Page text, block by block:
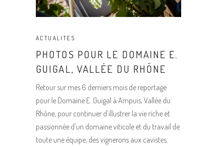
ACTUALITES
PHOTOS POUR LE DOMAINE E.
GUIGAL, VALLÉE DU RHÔNE
Retour sur mes 6 derniers mois de reportage
pour le Domaine E. Guigal à Ampuis, Vallée du
Rhône, pour continuer d'illustrer la vie riche et
passionnée d'un domaine viticole et du travail de
toute une équipe, des vignerons aux cavistes.